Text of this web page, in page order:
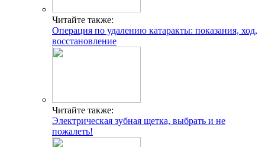
Читайте также:
Операция по удалению катаракты: показания, ход,
восстановление
Читайте также:
Электрическая зубная щетка, выбрать и не
пожалеть!